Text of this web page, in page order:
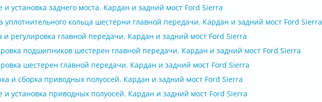
и установка заднего моста. Кардан и задний мост Ford Sierra
уплотнительного кольца шестерни главной передачи. Кардан и задний мост Ford Sierra
и регулировка главной передачи. Кардан и задний мост Ford Sierra
подшипников шестерен главной передачи. Кардан и задний мост Ford Sierra
шестерен главной передачи. Кардан и задний мост Ford Sierra
и сборка приводных полуосей. Кардан и задний мост Ford Sierra
и установка приводных полуосей. Кардан и задний мост Ford Sierra